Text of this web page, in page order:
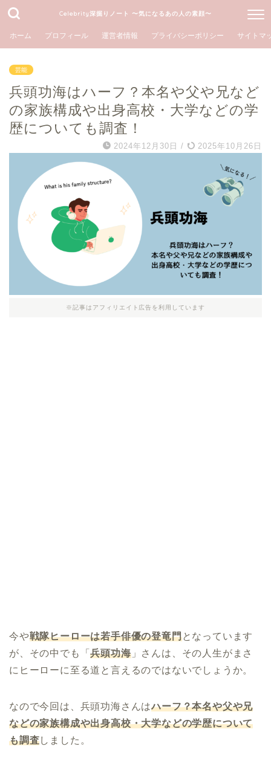
Celebrity深掘りノート 〜気になるあの人の素顔〜
ホーム プロフィール 運営者情報 プライバシーポリシー サイトマ
芸能
兵頭功海はハーフ？本名や父や兄など
の家族構成や出身高校・大学などの学
歴についても調査！
2024年12月30日 / 2025年10月26日
※記事はアフィリエイト広告を利用しています
今や戦隊ヒーローは若手俳優の登竜門となっています
が、その中でも「兵頭功海」さんは、その人生がまさ
にヒーローに至る道と言えるのではないでしょうか。
なので今回は、兵頭功海さんはハーフ？本名や父や兄
などの家族構成や出身高校・大学などの学歴について
も調査しました。